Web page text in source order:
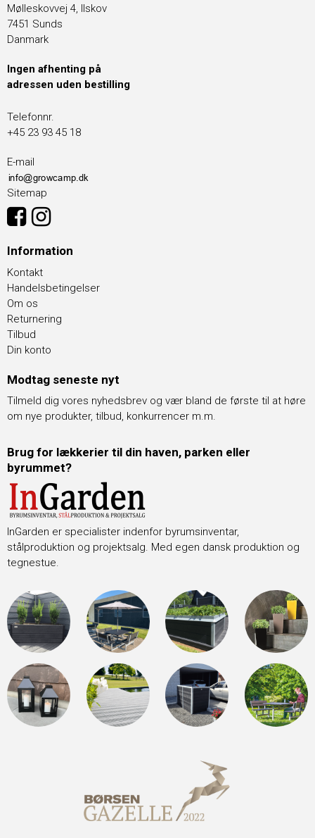
Mølleskovvej 4, Ilskov
7451 Sunds
Danmark
Ingen afhenting på
adressen uden bestilling
Telefonnr.
+45 23 93 45 18
E-mail
Sitemap
Information
Kontakt
Handelsbetingelser
Om os
Returnering
Tilbud
Din konto
Modtag seneste nyt
Tilmeld dig vores nyhedsbrev og vær bland de første til at høre
om nye produkter, tilbud, konkurrencer m.m.
Brug for lækkerier til din haven, parken eller
byrummet?
InGarden er specialister indenfor byrumsinventar,
stålproduktion og projektsalg. Med egen dansk produktion og
tegnestue.